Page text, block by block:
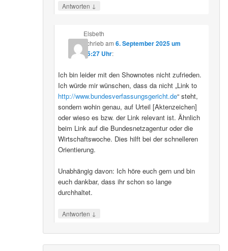
Antworten ↓
Elsbeth
schriebam 6. September 2025 um
15:27 Uhr:
Ich bin leider mit den Shownotes nicht zufrieden.
Ich würde mir wünschen, dass da nicht „Link to
http://www.bundesverfassungsgericht.de“ steht,
sondern wohin genau, auf Urteil [Aktenzeichen]
oder wieso es bzw. der Link relevant ist. Ähnlich
beim Link auf die Bundesnetzagentur oder die
Wirtschaftswoche. Dies hilft bei der schnelleren
Orientierung.
Unabhängig davon: Ich höre euch gern und bin
euch dankbar, dass ihr schon so lange
durchhaltet.
Antworten ↓